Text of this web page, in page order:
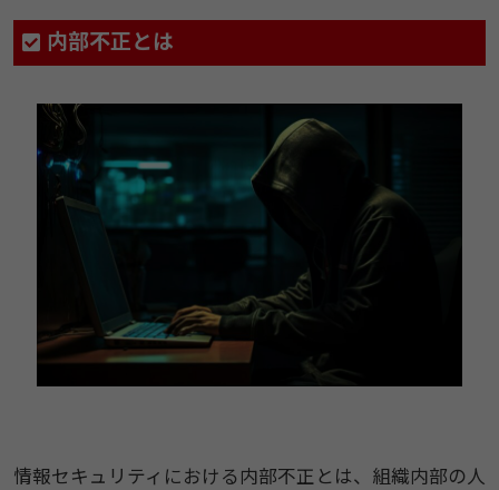
内部不正とは
情報セキュリティにおける内部不正とは、組織内部の人